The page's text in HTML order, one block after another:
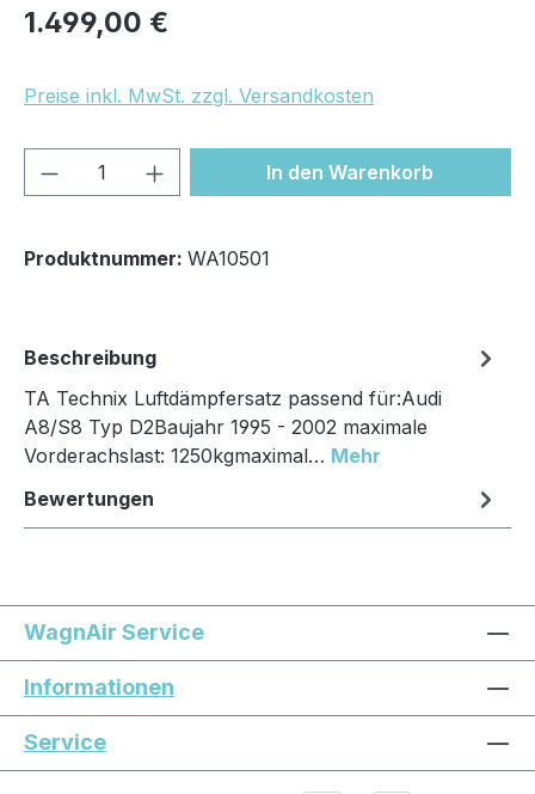
Regulärer Preis:
1.499,00 €
Preise inkl. MwSt. zzgl. Versandkosten
Produkt Anzahl: Gib denIn den Warenkorb
Produktnummer: WA10501
Beschreibung
TA Technix Luftdämpfersatz passend für:Audi
A8/S8 Typ D2Baujahr 1995 - 2002 maximale
Vorderachslast: 1250kgmaximal… Mehr
Bewertungen
WagnAir Service
Informationen
Service